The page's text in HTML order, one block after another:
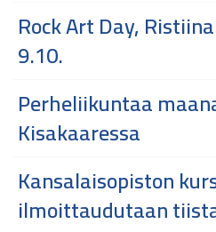
Rock Art Day,
9.10.
Perheliikuntaa
Kisakaaressa
Kansalaisopiston
ilmoittaudutaan